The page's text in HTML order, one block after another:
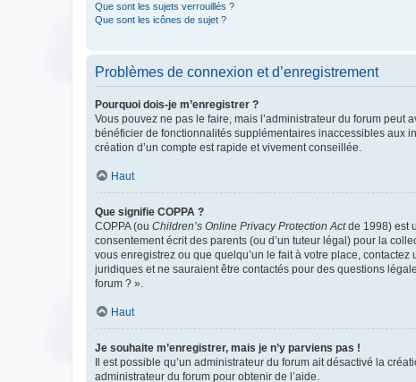
Que sont les sujets verrouillés ?
Que sont les icônes de sujet ?
Problèmes de connexion et d’enregistrement
Pourquoi dois-je m’enregistrer ?
Vous pouvez ne pas le faire, mais l’administrateur du forum peut
bénéficier de fonctionnalités supplémentaires inaccessibles aux
création d’un compte est rapide et vivement conseillée.
Haut
Que signifie COPPA ?
COPPA (ou Children’s Online Privacy Protection Actde 1998) est
consentement écrit des parents (ou d’un tuteur légal) pour la
vous enregistrez ou que quelqu’un le fait à votre place,
juridiques et ne sauraient être contactés pour des questions
forum ? ».
Haut
Je souhaite m’enregistrer, mais je n’y parviens pas !
Il est possible qu’un administrateur du forum ait désactivé la
administrateur du forum pour obtenir de l’aide.